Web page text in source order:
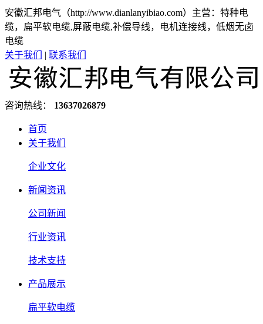
安徽汇邦电气（http://www.dianlanyibiao.com）主营：特种电
缆，扁平软电缆,屏蔽电缆,补偿导线，电机连接线，低烟无卤
电缆
关于我们
| 联系我们
咨询热线： 13637026879
首页
关于我们
企业文化
新闻资讯
公司新闻
行业资讯
技术支持
产品展示
扁平软电缆